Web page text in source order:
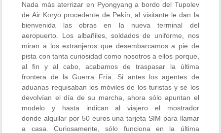
Nada más aterrizar en Pyongyang a bordo del Tupolev
de Air Koryo procedente de Pekín, al visitante le dan la
bienvenida las obras en la nueva terminal del
aeropuerto. Los albañiles, soldados de uniforme, nos
miran a los extranjeros que desembarcamos a pie de
pista con tanta curiosidad como nosotros a ellos porque,
al fin y al cabo, acabamos de traspasar la última
frontera de la Guerra Fría. Si antes los agentes de
aduanas requisaban los móviles de los turistas y se los
devolvían el día de su marcha, ahora sólo apuntan el
modelo y hasta indican al viajero el mostrador
donde alquilar por 50 euros una tarjeta SIM para llamar
a casa. Curiosamente, sólo funciona en la última